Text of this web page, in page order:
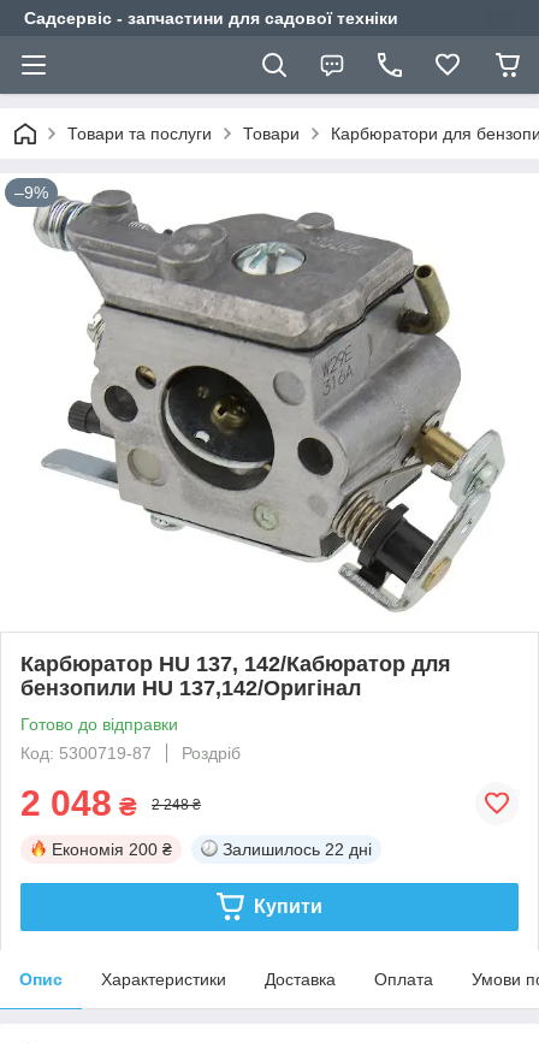
Садсервіс - запчастини для садової техніки
Товари та послуги Товари Карбюратори для
–9%
Карбюратор HU 137, 142/Кабюратор для
бензопили HU 137,142/Оригінал
Готово до відправки
Код: 5300719-87
Роздріб
2 048 ₴ 2 248 ₴
Економія 200 ₴ Залишилось 22 дні
Купити
Опис Характеристики Доставка Оплата Умови